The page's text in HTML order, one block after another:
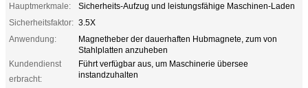
Hauptmerkmale:
Sicherheits-Aufzug und leistungsfähige Maschinen-Laden
Sicherheitsfaktor: 3.5X
Anwendung:
Magnetheber der dauerhaften Hubmagnete, zum von
Stahlplatten anzuheben
Kundendienst
erbracht:
Führt verfügbar aus, um Maschinerie übersee
instandzuhalten